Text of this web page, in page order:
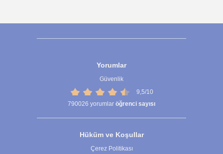
Yorumlar
Güvenlik
9,5/10
790026 yorumlar öğrenci sayısı
Hüküm ve Koşullar
Çerez Politikası